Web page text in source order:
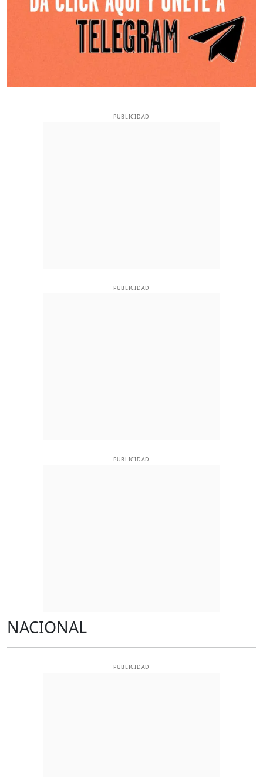
PUBLICIDAD
PUBLICIDAD
PUBLICIDAD
NACIONAL
PUBLICIDAD